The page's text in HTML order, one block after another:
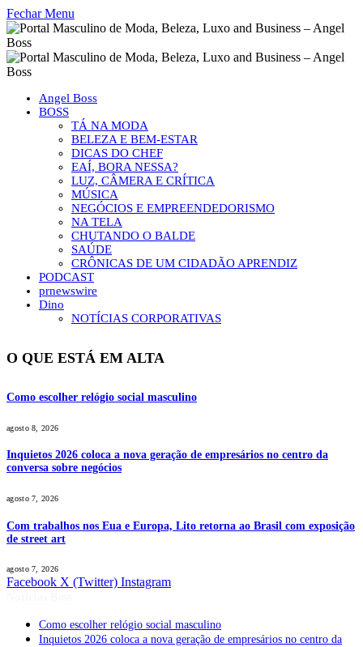
Fechar Menu
Angel Boss
BOSS
TÁ NA MODA
BELEZA E BEM-ESTAR
DICAS DO CHEF
EAÍ, BORA NESSA?
LUZ, CÂMERA E CRÍTICA
MÚSICA
NEGÓCIOS E EMPREENDEDORISMO
NA TELA
CHUTANDO O BALDE
SAÚDE
CRÔNICAS DE UM CIDADÃO APRENDIZ
PODCAST
prnewswire
Dino
NOTÍCIAS CORPORATIVAS
O QUE ESTÁ EM ALTA
Como escolher relógio social masculino
agosto 8, 2026
Inquietos 2026 coloca a nova geração de empresários no centro da
conversa sobre negócios
agosto 7, 2026
Com trabalhos nos Eua e Europa, Lito retorna ao Brasil com exposição
de street art
agosto 7, 2026
Facebook X (Twitter) Instagram
Como escolher relógio social masculino
Inquietos 2026 coloca a nova geração de empresários no centro da